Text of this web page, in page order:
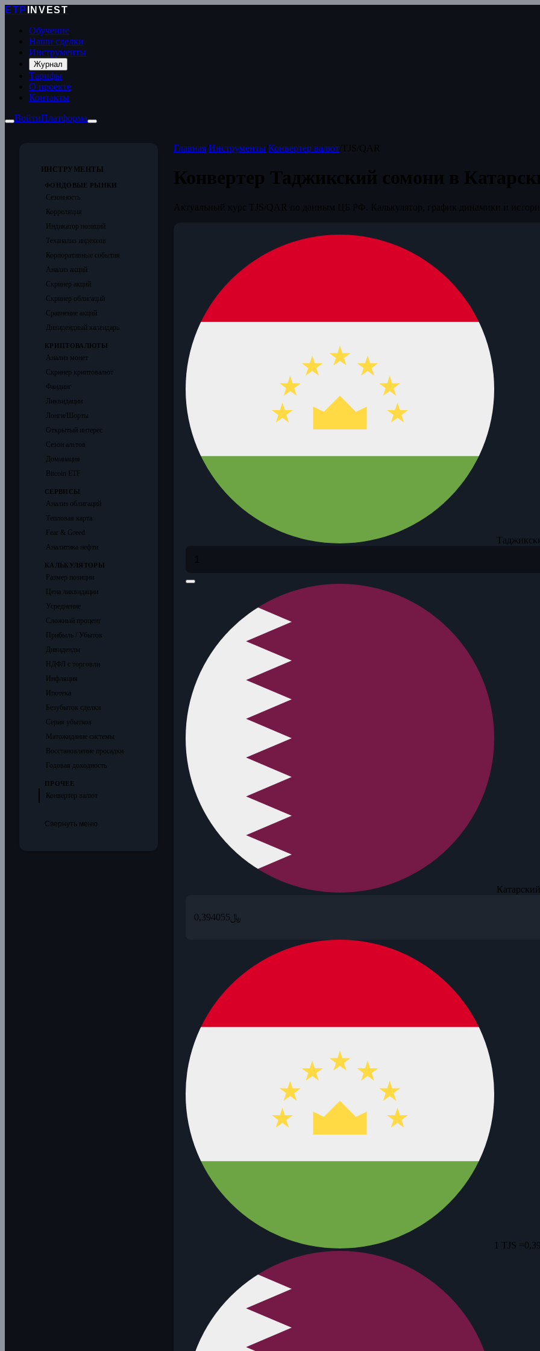
ETP
INVEST
Обучение
Наши сделки
Инструменты
Журнал
Тарифы
О проекте
Контакты
ВойтиПлатформа
ИНСТРУМЕНТЫ
ФОНДОВЫЕ РЫНКИ
Сезонность
Корреляция
Индикатор позиций
Теханализ индексов
Корпоративные события
Анализ акций
Скринер акций
Скринер облигаций
Сравнение акций
Дивидендный календарь
КРИПТОВАЛЮТЫ
Анализ монет
Скринер криптовалют
Фандинг
Ликвидации
Лонги/Шорты
Открытый интерес
Сезон альтов
Доминация
Bitcoin ETF
СЕРВИСЫ
Анализ облигаций
Тепловая карта
Fear & Greed
Аналитика нефти
КАЛЬКУЛЯТОРЫ
Размер позиции
Цена ликвидации
Усреднение
Сложный процент
Прибыль / Убыток
Дивиденды
НДФЛ с торговли
Инфляция
Ипотека
Безубыток сделки
Серия убытков
Матожидание системы
Восстановление просадки
Годовая доходность
ПРОЧЕЕ
Конвертер валют
Свернуть меню
Главная/ Инструменты/ Конвертер валют/
0,394055 ﷼
1 TJS =